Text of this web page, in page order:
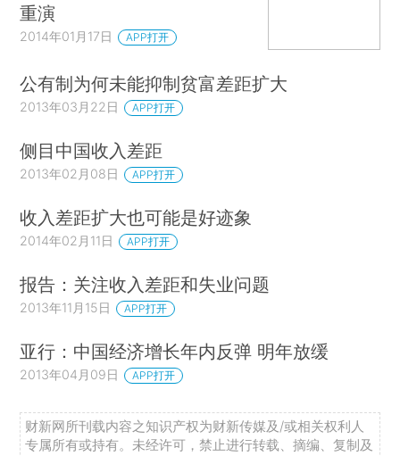
重演
2014年01月17日 APP打开
公有制为何未能抑制贫富差距扩大
2013年03月22日 APP打开
侧目中国收入差距
2013年02月08日 APP打开
收入差距扩大也可能是好迹象
2014年02月11日 APP打开
报告：关注收入差距和失业问题
2013年11月15日 APP打开
亚行：中国经济增长年内反弹 明年放缓
2013年04月09日 APP打开
财新网所刊载内容之知识产权为财新传媒及/或相关权利人
专属所有或持有。未经许可，禁止进行转载、摘编、复制及